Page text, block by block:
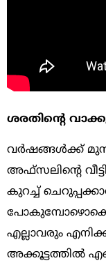
ശരതിന്റെ
വര്‍ഷങ്ങള്‍ക്ക്
അഫ്‌സലിന്റെ
കുറച്ച്
പോകുമ്പോഴൊക്കെ
എല്ലാവരും
അക്കൂട്ടത്തില്‍